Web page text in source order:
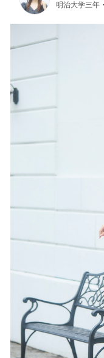
明治大学三年